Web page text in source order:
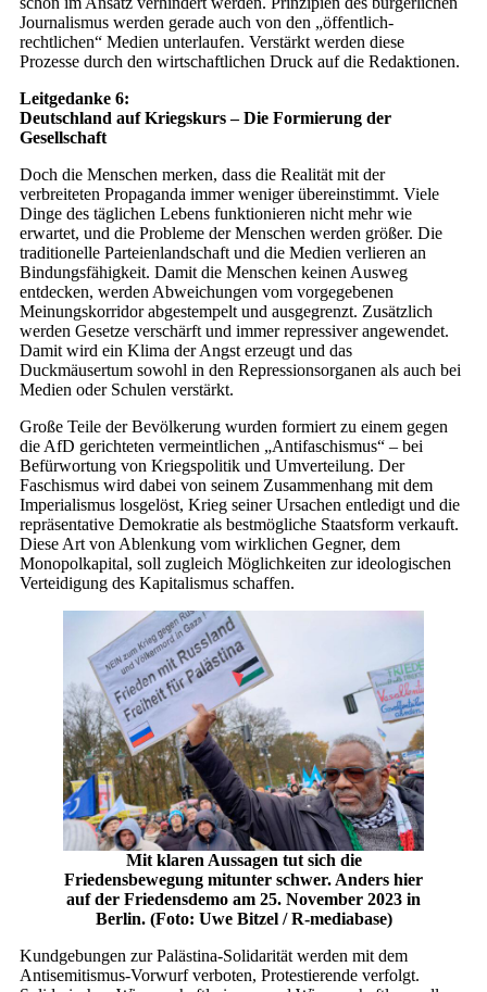
Journalismus werden gerade auch von den „öffentlich-
rechtlichen“ Medien unterlaufen. Verstärkt werden diese
Prozesse durch den wirtschaftlichen Druck auf die Redaktionen.
Leitgedanke 6:
Deutschland auf Kriegskurs – Die Formierung der
Gesellschaft
Doch die Menschen merken, dass die Realität mit der
verbreiteten Propaganda immer weniger übereinstimmt. Viele
Dinge des täglichen Lebens funktionieren nicht mehr wie
erwartet, und die Probleme der Menschen werden größer. Die
traditionelle Parteienlandschaft und die Medien verlieren an
Bindungsfähigkeit. Damit die Menschen keinen Ausweg
entdecken, werden Abweichungen vom vorgegebenen
Meinungskorridor abgestempelt und ausgegrenzt. Zusätzlich
werden Gesetze verschärft und immer repressiver angewendet.
Damit wird ein Klima der Angst erzeugt und das
Duckmäusertum sowohl in den Repressionsorganen als auch bei
Medien oder Schulen verstärkt.
Große Teile der Bevölkerung wurden formiert zu einem gegen
die AfD gerichteten vermeintlichen „Antifaschismus“ – bei
Befürwortung von Kriegspolitik und Umverteilung. Der
Faschismus wird dabei von seinem Zusammenhang mit dem
Imperialismus losgelöst, Krieg seiner Ursachen entledigt und die
repräsentative Demokratie als bestmögliche Staatsform verkauft.
Diese Art von Ablenkung vom wirklichen Gegner, dem
Monopolkapital, soll zugleich Möglichkeiten zur ideologischen
Verteidigung des Kapitalismus schaffen.
Mit klaren Aussagen tut sich die
Friedensbewegung mitunter schwer. Anders hier
auf der Friedensdemo am 25. November 2023 in
Berlin. (Foto: Uwe Bitzel / R-mediabase)
Kundgebungen zur Palästina-Solidarität werden mit dem
Antisemitismus-Vorwurf verboten, Protestierende verfolgt.